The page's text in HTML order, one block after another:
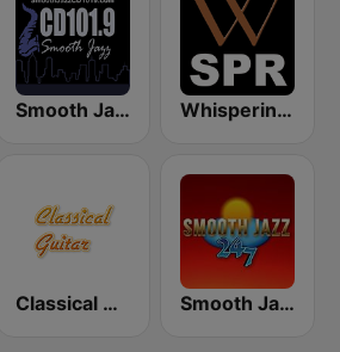
Smooth Jazz CD 101.9 FM Whisperings: Solo Piano Radio
Classical Guitar Smooth Jazz 247